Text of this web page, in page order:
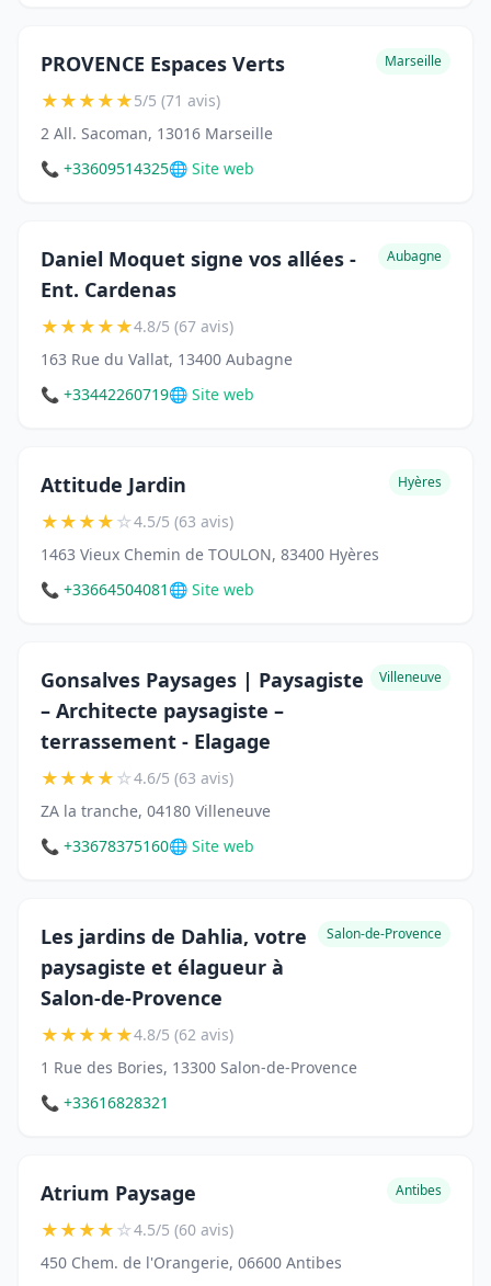
PROVENCE Espaces Verts Marseille
★★★★★5/5 (71 avis)
2 All. Sacoman, 13016 Marseille
📞 +33609514325🌐 Site web
Daniel Moquet signe vos allées -
Ent. Cardenas
Aubagne
★★★★★4.8/5 (67 avis)
163 Rue du Vallat, 13400 Aubagne
📞 +33442260719🌐 Site web
Attitude Jardin Hyères
★★★★☆4.5/5 (63 avis)
1463 Vieux Chemin de TOULON, 83400 Hyères
📞 +33664504081 🌐 Site web
Gonsalves Paysages | Paysagiste
– Architecte paysagiste –
terrassement - Elagage
Villeneuve
★★★★☆4.6/5 (63 avis)
ZA la tranche, 04180 Villeneuve
📞 +33678375160🌐 Site web
Les jardins de Dahlia, votre
paysagiste et élagueur à
Salon-de-Provence
Salon-de-Provence
★★★★★4.8/5 (62 avis)
1 Rue des Bories, 13300 Salon-de-Provence
📞 +33616828321
Atrium Paysage Antibes
★★★★☆4.5/5 (60 avis)
450 Chem. de l'Orangerie, 06600 Antibes